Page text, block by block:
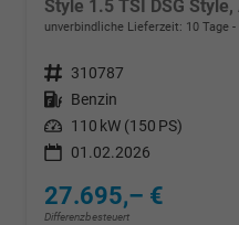
unverbindliche Lieferzeit: 10 Tage
Fahrzeugnr. 310787
Kraftstoff Benzin
Leistung 110 kW (150 PS)
01.02.2026
27.695,– €
Differenzbesteuert